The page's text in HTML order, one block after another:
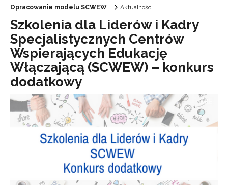
Opracowanie modelu SCWEW
Aktualności
Szkolenia dla Liderów i Kadry
Specjalistycznych Centrów
Wspierających Edukację
Włączającą (SCWEW) – konkurs
dodatkowy